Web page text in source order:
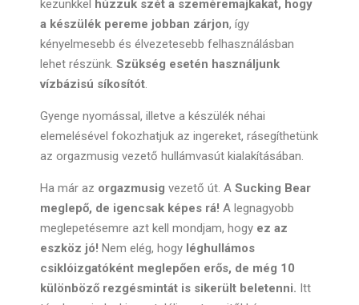
kezünkkel
húzzuk szét a szeméremajkakat, hogy
a készülék pereme jobban zárjon, így
kényelmesebb és élvezetesebb felhasználásban
lehet részünk. Szükség esetén használjunk
vízbázisú síkosítót.
Gyenge nyomással, illetve a készülék néhai
elemelésével fokozhatjuk az ingereket, rásegíthetünk
az orgazmusig vezető hullámvasút kialakításában.
Ha már az orgazmusig vezető út. A Sucking Bear
meglepő, de igencsak képes rá! A legnagyobb
meglepetésemre azt kell mondjam, hogy ez az
eszköz jó! Nem elég, hogy léghullámos
csiklóizgatóként meglepően erős, de még 10
különböző rezgésmintát is sikerült beletenni. Itt